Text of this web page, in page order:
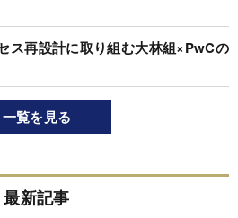
ス再設計に取り組む大林組×PwCの
一覧を見る
最新記事